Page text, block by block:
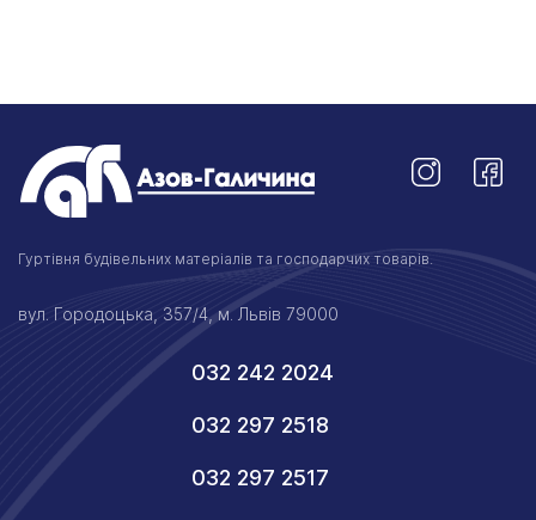
Гуртівня будівельних матеріалів та господарчих товарів.
вул. Городоцька, 357/4, м. Львів 79000
032 242 2024
032 297 2518
032 297 2517